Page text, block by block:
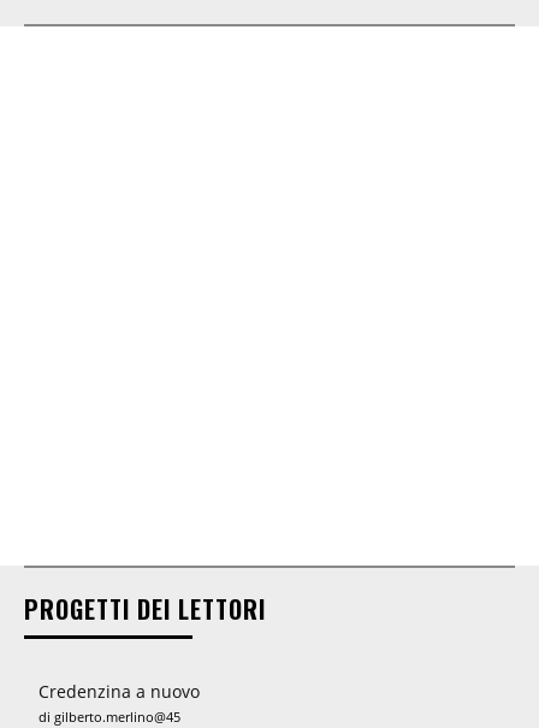
PROGETTI DEI LETTORI
Credenzina a nuovo
di gilberto.merlino@45